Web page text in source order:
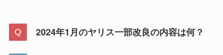
2024年1月のヤリス一部改良の内容は何？